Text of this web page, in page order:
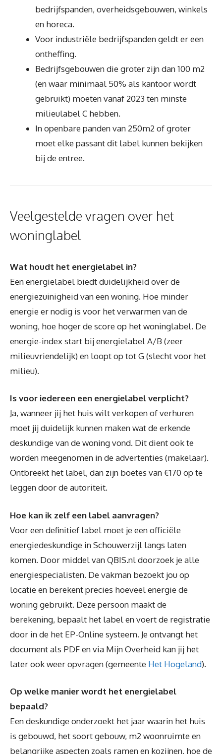
bedrijfspanden, overheidsgebouwen, winkels
en horeca.
Voor industriële bedrijfspanden geldt er een
ontheffing.
Bedrijfsgebouwen die groter zijn dan 100 m2
(en waar minimaal 50% als kantoor wordt
gebruikt) moeten vanaf 2023 ten minste
milieulabel C hebben.
In openbare panden van 250m2 of groter
moet elke passant dit label kunnen bekijken
bij de entree.
Veelgestelde vragen over het
woninglabel
Wat houdt het energielabel in?
Een energielabel biedt duidelijkheid over de
energiezuinigheid van een woning. Hoe minder
energie er nodig is voor het verwarmen van de
woning, hoe hoger de score op het woninglabel. De
energie-index start bij energielabel A/B (zeer
milieuvriendelijk) en loopt op tot G (slecht voor het
milieu).
Is voor iedereen een energielabel verplicht?
Ja, wanneer jij het huis wilt verkopen of verhuren
moet jij duidelijk kunnen maken wat de erkende
deskundige van de woning vond. Dit dient ook te
worden meegenomen in de advertenties (makelaar).
Ontbreekt het label, dan zijn boetes van €170 op te
leggen door de autoriteit.
Hoe kan ik zelf een label aanvragen?
Voor een definitief label moet je een officiële
energiedeskundige in Schouwerzijl langs laten
komen. Door middel van QBIS.nl doorzoek je alle
energiespecialisten. De vakman bezoekt jou op
locatie en berekent precies hoeveel energie de
woning gebruikt. Deze persoon maakt de
berekening, bepaalt het label en voert de registratie
door in de het EP-Online systeem. Je ontvangt het
document als PDF en via Mijn Overheid kan jij het
later ook weer opvragen (gemeente Het Hogeland).
Op welke manier wordt het energielabel
bepaald?
Een deskundige onderzoekt het jaar waarin het huis
is gebouwd, het soort gebouw, m2 woonruimte en
belangrijke aspecten zoals ramen en kozijnen, hoe de